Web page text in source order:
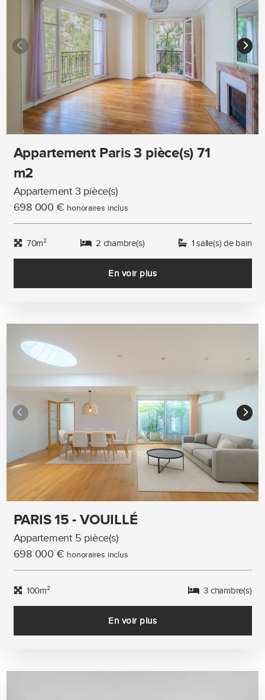
Appartement Paris 3 pièce(s) 71
m2
Appartement 3 pièce(s)
698 000 € honoraires inclus
70m² 2 chambre(s) 1 salle(s) de bain
En voir plus
PARIS 15 - VOUILLÉ
Appartement 5 pièce(s)
698 000 € honoraires inclus
100m² 3 chambre(s)
En voir plus